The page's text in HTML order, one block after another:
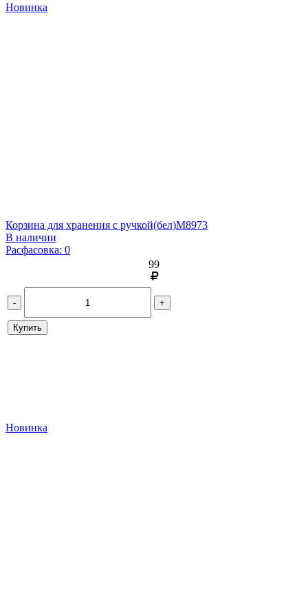
Новинка
Корзина для хранения с ручкой(бел)М8973
В наличии
Расфасовка: 0
99
- +
Купить
Новинка